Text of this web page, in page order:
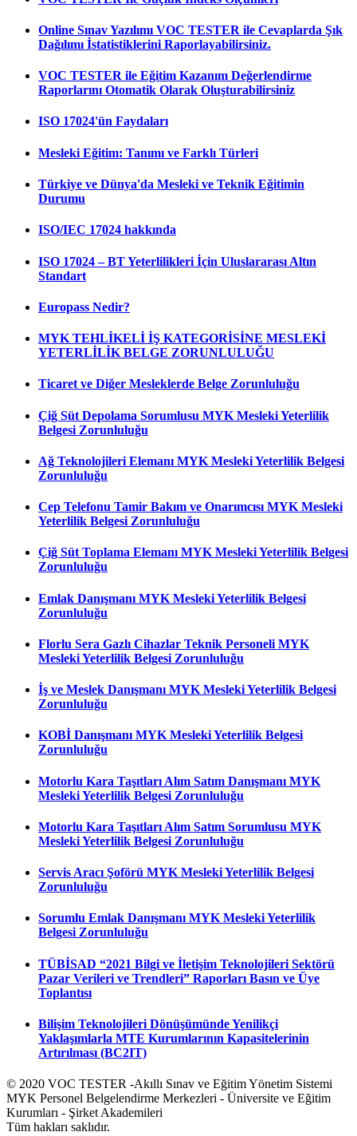
Online Sınav Yazılımı VOC TESTER ile Cevaplarda Şık
Dağılımı İstatistiklerini Raporlayabilirsiniz.
VOC TESTER ile Eğitim Kazanım Değerlendirme
Raporlarını Otomatik Olarak Oluşturabilirsiniz
ISO 17024'ün Faydaları
Mesleki Eğitim: Tanımı ve Farklı Türleri
Türkiye ve Dünya'da Mesleki ve Teknik Eğitimin
Durumu
ISO/IEC 17024 hakkında
ISO 17024 – BT Yeterlilikleri İçin Uluslararası Altın
Standart
Europass Nedir?
MYK TEHLİKELİ İŞ KATEGORİSİNE MESLEKİ
YETERLİLİK BELGE ZORUNLULUĞU
Ticaret ve Diğer Mesleklerde Belge Zorunluluğu
Çiğ Süt Depolama Sorumlusu MYK Mesleki Yeterlilik
Belgesi Zorunluluğu
Ağ Teknolojileri Elemanı MYK Mesleki Yeterlilik Belgesi
Zorunluluğu
Cep Telefonu Tamir Bakım ve Onarımcısı MYK Mesleki
Yeterlilik Belgesi Zorunluluğu
Çiğ Süt Toplama Elemanı MYK Mesleki Yeterlilik Belgesi
Zorunluluğu
Emlak Danışmanı MYK Mesleki Yeterlilik Belgesi
Zorunluluğu
Florlu Sera Gazlı Cihazlar Teknik Personeli MYK
Mesleki Yeterlilik Belgesi Zorunluluğu
İş ve Meslek Danışmanı MYK Mesleki Yeterlilik Belgesi
Zorunluluğu
KOBİ Danışmanı MYK Mesleki Yeterlilik Belgesi
Zorunluluğu
Motorlu Kara Taşıtları Alım Satım Danışmanı MYK
Mesleki Yeterlilik Belgesi Zorunluluğu
Motorlu Kara Taşıtları Alım Satım Sorumlusu MYK
Mesleki Yeterlilik Belgesi Zorunluluğu
Servis Aracı Şoförü MYK Mesleki Yeterlilik Belgesi
Zorunluluğu
Sorumlu Emlak Danışmanı MYK Mesleki Yeterlilik
Belgesi Zorunluluğu
TÜBİSAD “2021 Bilgi ve İletişim Teknolojileri Sektörü
Pazar Verileri ve Trendleri” Raporları Basın ve Üye
Toplantısı
Bilişim Teknolojileri Dönüşümünde Yenilikçi
Yaklaşımlarla MTE Kurumlarının Kapasitelerinin
Artırılması (BC2IT)
© 2020 VOC TESTER -Akıllı Sınav ve Eğitim Yönetim Sistemi
MYK Personel Belgelendirme Merkezleri - Üniversite ve Eğitim
Kurumları - Şirket Akademileri
Tüm hakları saklıdır.